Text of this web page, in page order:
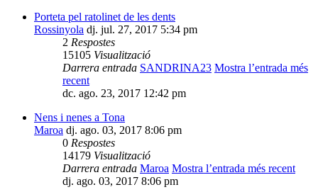
Porteta pel ratolinet de les dents
Rossinyola dj. jul. 27, 2017 5:34 pm
2 Respostes
15105 Visualització
Darrera entrada SANDRINA23 Mostra l’entrada més
recent
dc. ago. 23, 2017 12:42 pm
Nens i nenes a Tona
Maroa dj. ago. 03, 2017 8:06 pm
0 Respostes
14179 Visualització
Darrera entrada Maroa Mostra l’entrada més recent
dj. ago. 03, 2017 8:06 pm